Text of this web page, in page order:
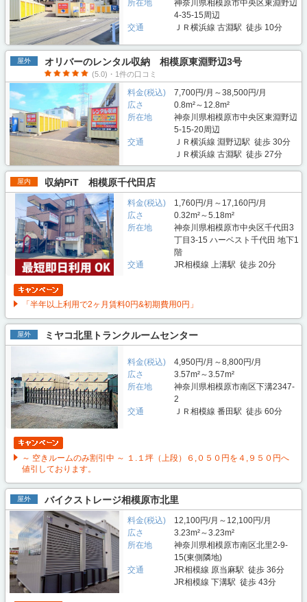
所在地
神奈川県相模原市中央区東淵野辺
4-35-15周辺
交通
ＪＲ横浜線 古淵駅 徒歩 10分
屋外 オリバーのレンタル収納 相模原東淵野辺3号
(5.0)・1件の口コミ
料金(税込)
7,700円/月～38,500円/月
広さ
0.8m²～12.8m²
所在地
神奈川県相模原市中央区東淵野辺
5-15-20周辺
交通
ＪＲ横浜線 淵野辺駅 徒歩 30分
ＪＲ横浜線 古淵駅 徒歩 27分
屋内 収納PiT 相模原千代田店
料金(税込)
1,760円/月～17,160円/月
広さ
0.32m²～5.18m²
所在地
神奈川県相模原市中央区千代田3
丁目3-15 ハーベスト千代田 地下1
階
交通
JR相模線 上溝駅 徒歩 20分
「半年以上利用で2ヶ月賃料0円&初期費用0円」
屋外 ミヤコ北里トランクルームセンター
料金(税込)
4,950円/月～8,800円/月
広さ
3.57m²～3.57m²
所在地
神奈川県相模原市南区下溝2347-
2
交通
ＪＲ相模線 番田駅 徒歩 60分
～ 空きルームのみ割引中 ～ １.１坪（上段）６,０５０円を４,９５０円へ
値引しております。
屋外 バイクストレージ相模原市北里
料金(税込)
12,100円/月～12,100円/月
広さ
3.23m²～3.23m²
所在地
神奈川県相模原市南区北里2-9-
15(東側隣地)
交通
JR相模線 原当麻駅 徒歩 36分
JR相模線 下溝駅 徒歩 43分